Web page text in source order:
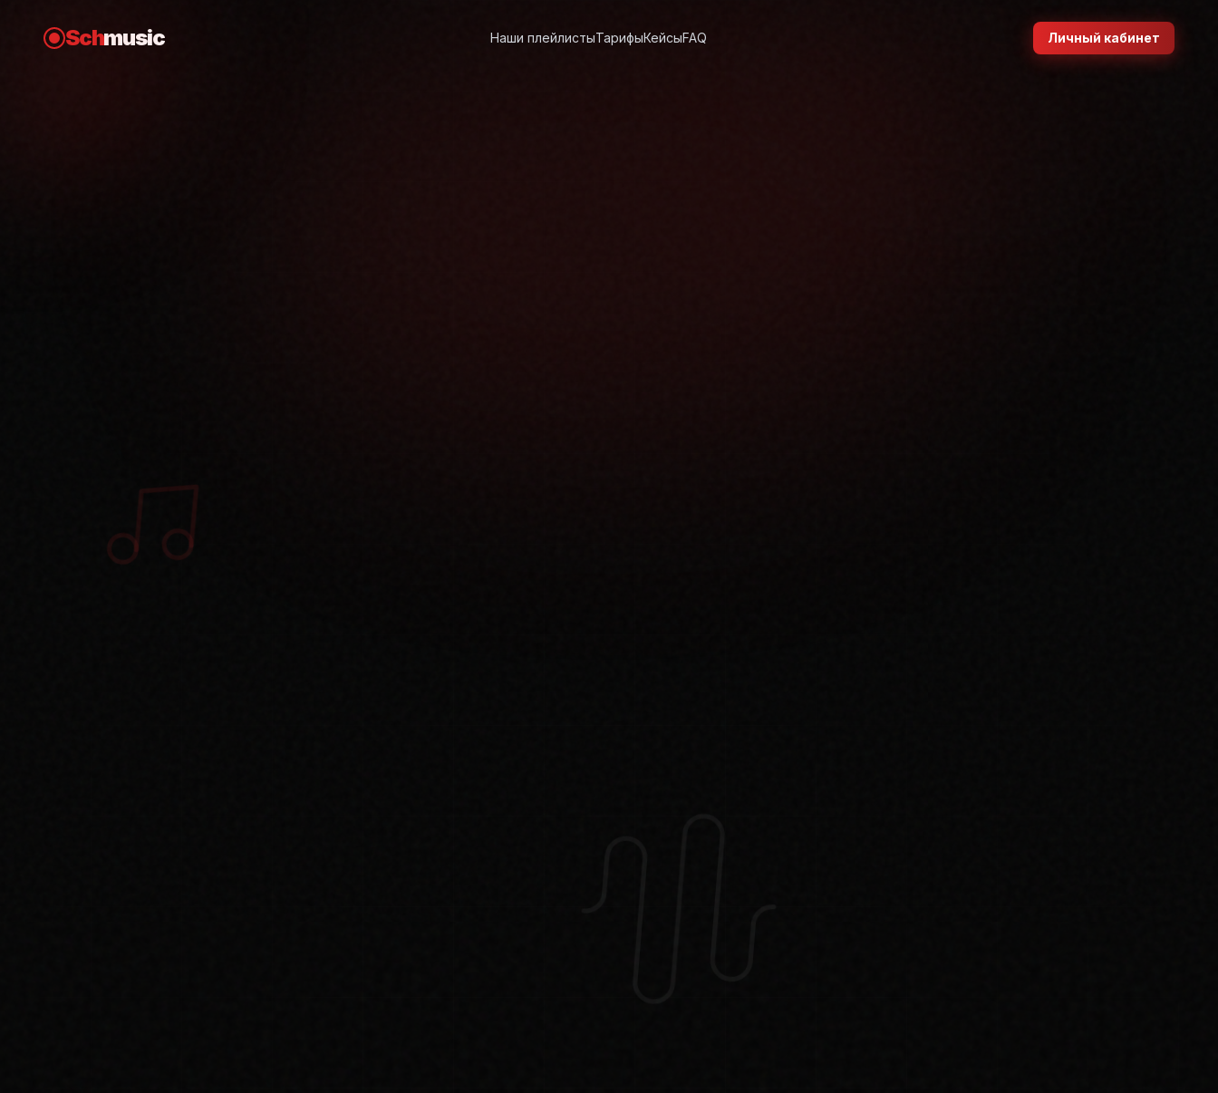
Schmusic Наши плейлистыТарифыКейсыFAQ Личный кабинет